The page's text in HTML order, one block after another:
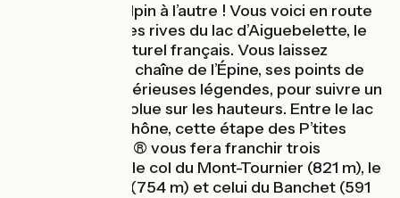
D’un grand lac alpin à l’autre ! Vous voici en route
pour rejoindre les rives du lac d’Aiguebelette, le
troisième lac naturel français. Vous laissez
derrière vous la chaîne de l’Épine, ses points de
vue et ses mystérieuses légendes, pour suivre un
parcours qui évolue sur les hauteurs. Entre le lac
et la vallée du Rhône, cette étape des P’tites
Routes du Soleil® vous fera franchir trois
nouveaux cols : le col du Mont-Tournier (821 m), le
col de la Lattaz (754 m) et celui du Banchet (591